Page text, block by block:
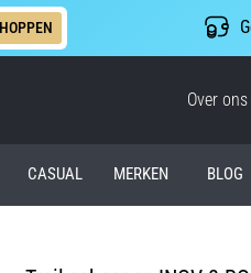
Over ons
CASUAL MERKEN BLOG